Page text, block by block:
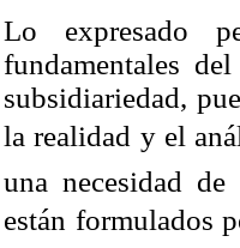
Lo expresado
fundamentales
subsidiariedad,
la realidad y el
una necesidad
están formulados